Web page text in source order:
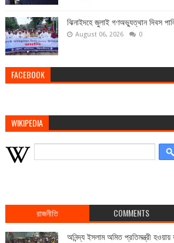
ঝিনাইদহে জুলাই গণঅভ্যুত্থান দিবস
August 06, 2026 0
FACEBOOK
WIKIPEDIA
রাজনীতি COMMENTS
অনিন্দ্য ইসলাম অমিত প্রতিমন্ত্রী হওয়ায়